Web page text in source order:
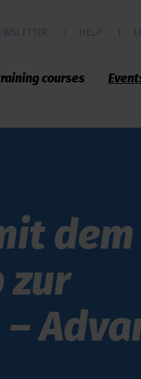
courses
HELP
dem
zur